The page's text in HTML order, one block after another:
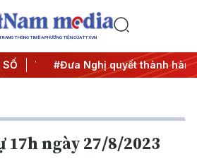
THÔNG TIN ĐA PHƯƠNG TIỆN CỦA TTXVN
#Đưa Nghị quyết thành hành
17h ngày 27/8/2023